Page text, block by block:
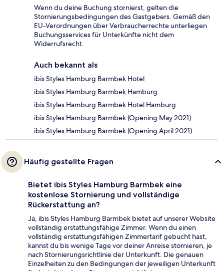
Wenn du deine Buchung stornierst, gelten die
Stornierungsbedingungen des Gastgebers. Gemäß den
EU-Verordnungen über Verbraucherrechte unterliegen
Buchungsservices für Unterkünfte nicht dem
Widerrufsrecht.
Auch bekannt als
ibis Styles Hamburg Barmbek Hotel
ibis Styles Hamburg Barmbek Hamburg
ibis Styles Hamburg Barmbek Hotel Hamburg
ibis Styles Hamburg Barmbek (Opening May 2021)
ibis Styles Hamburg Barmbek (Opening April 2021)
Häufig gestellte Fragen
Bietet ibis Styles Hamburg Barmbek eine
kostenlose Stornierung und vollständige
Rückerstattung an?
Ja, ibis Styles Hamburg Barmbek bietet auf unserer Website
vollständig erstattungsfähige Zimmer. Wenn du einen
vollständig erstattungsfähigen Zimmertarif gebucht hast,
kannst du bis wenige Tage vor deiner Anreise stornieren, je
nach Stornierungsrichtlinie der Unterkunft. Die genauen
Einzelheiten zu den Bedingungen der jeweiligen Unterkunft